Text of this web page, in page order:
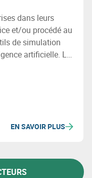
dans leurs
et/ou procédé au
de simulation
artificielle. Le
l'Aérospatial, des
des Bâtiments
EN SAVOIR PLUS